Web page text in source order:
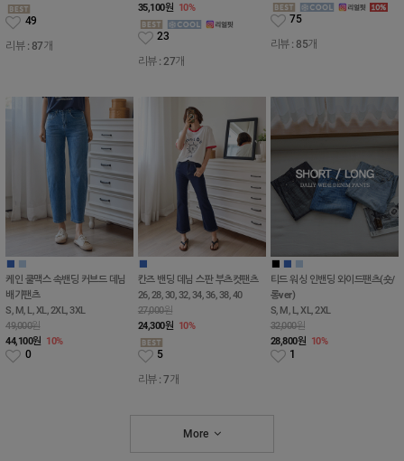
49
리뷰 : 87개
35,100원 10%
23
리뷰 : 27개
35,000원
31,500원
75
■ ■
케인 쿨맥스 속밴딩 커브드 데님
배기팬츠
S, M, L, XL, 2XL, 3XL
49,000원
44,100
■
칸즈 밴딩 데님 스판 부츠컷팬츠
26, 28, 30, 32, 34, 36, 38, 40
27,000원
24,300
■■■
티드 워싱 인밴딩 와이드팬츠(숏/
롱ver)
S, M, L, XL, 2XL
32,000원
28,800
More